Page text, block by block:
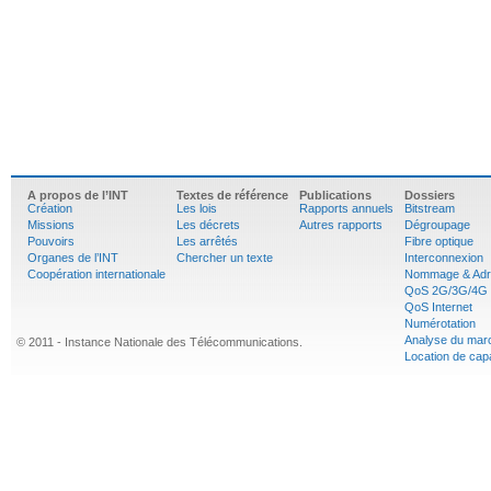
A propos de l’INT
Création
Missions
Pouvoirs
Organes de l’INT
Coopération internationale
Textes de référence
Les lois
Les décrets
Les arrêtés
Chercher un texte
Publications
Rapports annuels
Autres rapports
Dossiers
Bitstream
Dégroupage
Fibre optique
Interconnexion
Nommage &
QoS 2G/3G/4G
QoS Internet
Numérotation
Analyse du
Location de
© 2011 - Instance Nationale des Télécommunications.